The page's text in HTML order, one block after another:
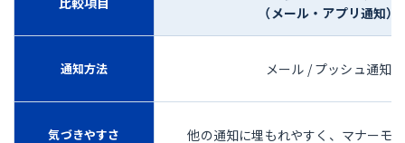
（メール・アプリ通知）
通知方法 メール / プッシュ通知
気づきやすさ 他の通知に埋もれやすく、マナーモ